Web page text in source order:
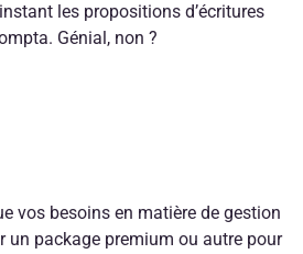
les propositions d’écritures
Génial, non ?
vos besoins en matière de gestion
un package premium ou autre pour